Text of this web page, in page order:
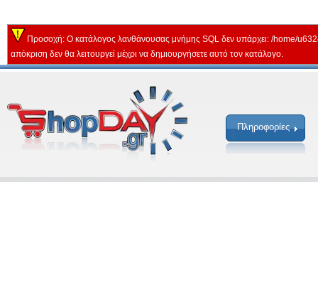
Προσοχή: Ο κατάλογος λανθάνουσας μνήμης SQL δεν υπάρχει: /home/
απόκριση δεν θα λειτουργεί μέχρι να δημιουργήσετε αυτό τον κατάλογο.
Πληροφορίες